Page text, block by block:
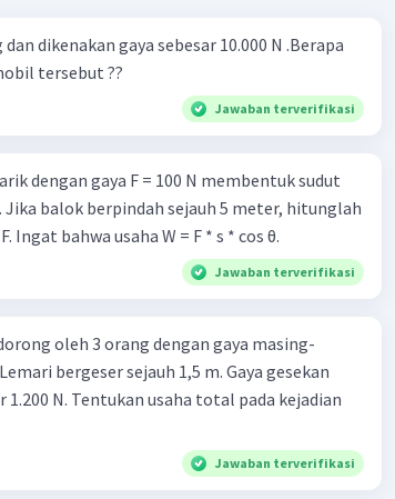
dikenakan gaya sebesar 10.000 N .Berapa
tersebut ??
Jawaban terverifikasi
dengan gaya F = 100 N membentuk sudut
balok berpindah sejauh 5 meter, hitunglah
Ingat bahwa usaha W = F * s * cos θ.
Jawaban terverifikasi
oleh 3 orang dengan gaya masing-
bergeser sejauh 1,5 m. Gaya gesekan
N. Tentukan usaha total pada kejadian
Jawaban terverifikasi